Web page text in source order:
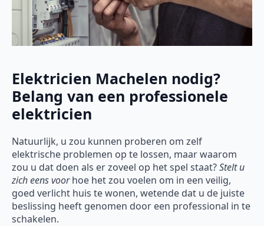
Elektricien Machelen nodig?
Belang van een professionele
elektricien
Natuurlijk, u zou kunnen proberen om zelf
elektrische problemen op te lossen, maar waarom
zou u dat doen als er zoveel op het spel staat?Stelt u
zich eens voorhoe het zou voelen om in een veilig,
goed verlicht huis te wonen, wetende dat u de juiste
beslissing heeft genomen door een professional in te
schakelen.